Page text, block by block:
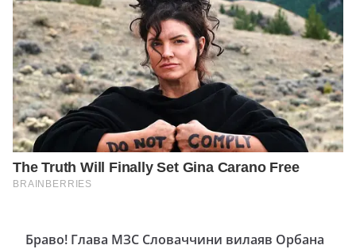
Браво! Глава МЗС Словаччини вилаяв Орбана